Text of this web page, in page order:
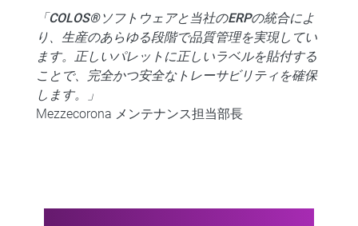
「COLOS®ソフトウェアと当社のERPの統合によ
り、生産のあらゆる段階で品質管理を実現してい
ます。正しいパレットに正しいラベルを貼付する
ことで、完全かつ安全なトレーサビリティを確保
します。」
Mezzecorona メンテナンス担当部長